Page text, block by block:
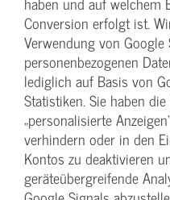
Conversion erfolgt ist.
Verwendung von Google
personenbezogenen
lediglich auf Basis von
Statistiken. Sie haben
„personalisierte
verhindern oder in den
Kontos zu deaktivieren
geräteübergreifende